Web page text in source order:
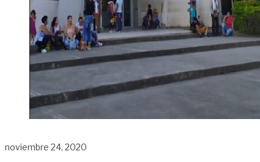
noviembre 24, 2020